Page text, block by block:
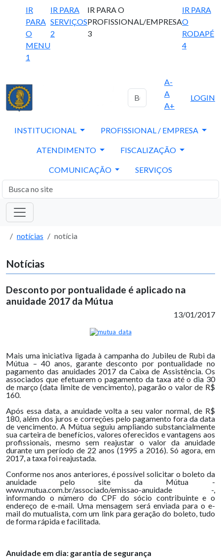
IR
PARA
O
MENU
1
IR PARA
SERVIÇOS
2
IR PARA O
PROFISSIONAL/EMPRESA
3
IR PARA
O
RODAPÉ
4
A-
A
A+
LOGIN
INSTITUCIONAL PROFISSIONAL / EMPRESA
ATENDIMENTO FISCALIZAÇÃO
COMUNICAÇÃO SERVIÇOS
notícias notícia
Notícias
Desconto por pontualidade é aplicado na
anuidade 2017 da Mútua
13/01/2017
Mais uma iniciativa ligada à campanha do Jubileu de Rubi da
Mútua – 40 anos, garante desconto por pontualidade no
pagamento das anuidades 2017 da Caixa de Assistência. Os
associados que efetuarem o pagamento da taxa até o dia 30
de março (data limite de vencimento), pagarão o valor de R$
160.
Após essa data, a anuidade volta a seu valor normal, de R$
180, além dos juros e correções pelo pagamento fora da data
de vencimento. A Mútua seguiu ampliando substancialmente
sua carteira de benefícios, valores oferecidos e vantagens aos
profissionais, mesmo sem reajustar o valor da anuidade
durante um período de 22 anos (1995 a 2016). Só agora, em
2017, a taxa foi reajustada.
Conforme nos anos anteriores, é possível solicitar o boleto da
anuidade pelo site da Mútua -
www.mutua.com.br/associado/emissao-anuidade -,
informando o número do CPF do sócio contribuinte e o
endereço de e-mail. Uma mensagem será enviada para o e-
mail do mutualista, com um link para geração do boleto, tudo
de forma rápida e facilitada.
Anuidade em dia: garantia de segurança